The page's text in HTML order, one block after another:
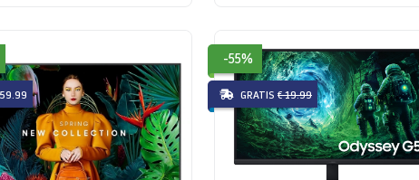
-55%
GRATIS € 19.99